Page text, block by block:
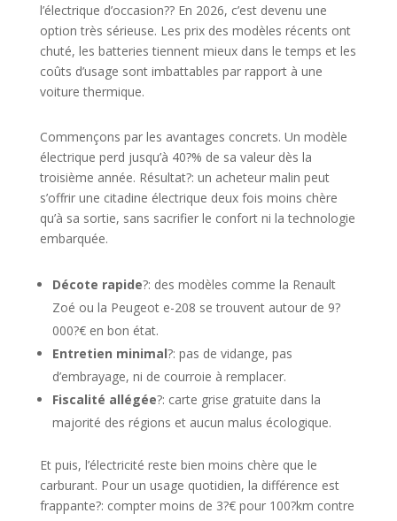
l’électrique d’occasion?? En 2026, c’est devenu une
option très sérieuse. Les prix des modèles récents ont
chuté, les batteries tiennent mieux dans le temps et les
coûts d’usage sont imbattables par rapport à une
voiture thermique.
Commençons par les avantages concrets. Un modèle
électrique perd jusqu’à 40?% de sa valeur dès la
troisième année. Résultat?: un acheteur malin peut
s’offrir une citadine électrique deux fois moins chère
qu’à sa sortie, sans sacrifier le confort ni la technologie
embarquée.
Décote rapide?: des modèles comme la Renault
Zoé ou la Peugeot e-208 se trouvent autour de 9?
000?€ en bon état.
Entretien minimal?: pas de vidange, pas
d’embrayage, ni de courroie à remplacer.
Fiscalité allégée?: carte grise gratuite dans la
majorité des régions et aucun malus écologique.
Et puis, l’électricité reste bien moins chère que le
carburant. Pour un usage quotidien, la différence est
frappante?: compter moins de 3?€ pour 100?km contre